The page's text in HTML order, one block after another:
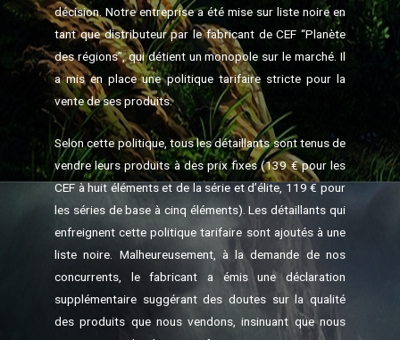
décision. Notre entreprise a été mise sur liste noire en
tant que distributeur par le fabricant de CEF “Planète
des régions”, qui détient un monopole sur le marché. Il
a mis en place une politique tarifaire stricte pour la
vente de ses produits.
Selon cette politique, tous les détaillants sont tenus de
vendre leurs produits à des prix fixes (139 € pour les
CEF à huit éléments et de la série et d’élite, 119 € pour
les séries de base à cinq éléments). Les détaillants qui
enfreignent cette politique tarifaire sont ajoutés à une
liste noire. Malheureusement, à la demande de nos
concurrents, le fabricant a émis une déclaration
supplémentaire suggérant des doutes sur la qualité
des produits que nous vendons, insinuant que nous